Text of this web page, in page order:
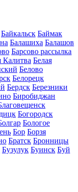
Байкальск Баймак
Балашиха Балашов
Барсово рассылка
Калитва Белая
Белово
Белорецк
Бердск Березники
Биробиджан
Богородск
Бологое
Бор Борзя
Братск Бронницы
Бузулук Буинск Буй